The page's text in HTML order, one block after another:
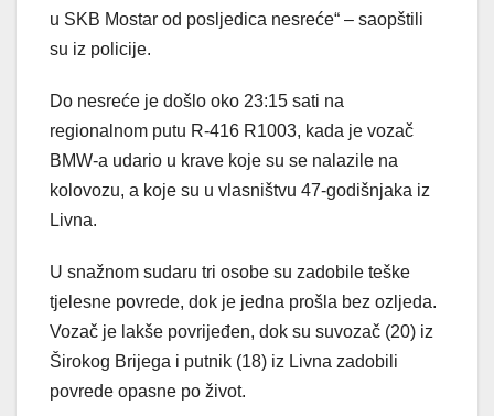
u SKB Mostar od posljedica nesreće“ – saopštili
su iz policije.
Do nesreće je došlo oko 23:15 sati na
regionalnom putu R-416 R1003, kada je vozač
BMW-a udario u krave koje su se nalazile na
kolovozu, a koje su u vlasništvu 47-godišnjaka iz
Livna.
U snažnom sudaru tri osobe su zadobile teške
tjelesne povrede, dok je jedna prošla bez ozljeda.
Vozač je lakše povrijeđen, dok su suvozač (20) iz
Širokog Brijega i putnik (18) iz Livna zadobili
povrede opasne po život.